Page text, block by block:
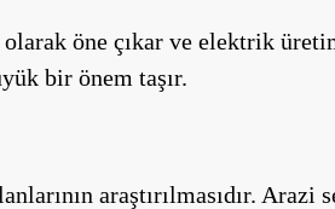
öne çıkar ve elektrik
bir önem taşır.
araştırılmasıdır. Arazi